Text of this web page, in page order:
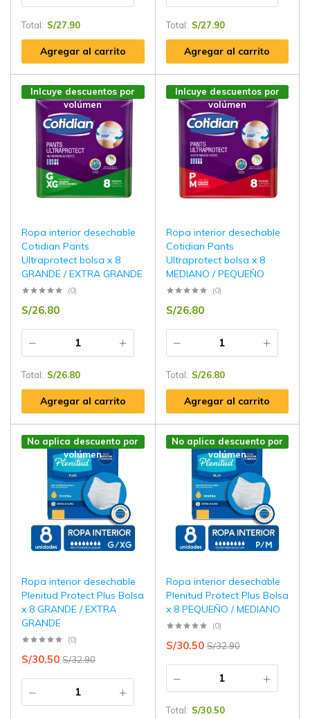
Total: S/27.90
Agregar al carrito
Total: S/27.90
Agregar al carrito
Inlcuye descuentos por
volúmen
Ropa interior desechable
Cotidian Pants
Ultraprotect bolsa x 8
GRANDE / EXTRA GRANDE
(0)
S/26.80
Total: S/26.80
Agregar al carrito
Inlcuye descuentos por
volúmen
Ropa interior desechable
Cotidian Pants
Ultraprotect bolsa x 8
MEDIANO / PEQUEÑO
(0)
S/26.80
Total: S/26.80
Agregar al carrito
No aplica descuento por
volúmen
Ropa interior desechable
Plenitud Protect Plus Bolsa
x 8 GRANDE / EXTRA
GRANDE
(0)
S/32.90
S/30.50
No aplica descuento por
volúmen
Ropa interior desechable
Plenitud Protect Plus Bolsa
x 8 PEQUEÑO / MEDIANO
(0)
S/32.90
S/30.50
Total: S/30.50